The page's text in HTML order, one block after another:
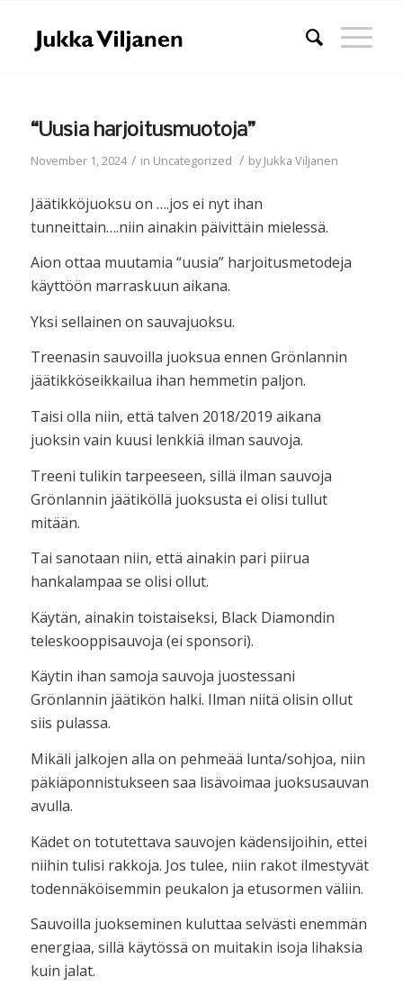
“Uusia harjoitusmuotoja”
November 1, 2024 / in Uncategorized / byJukka Viljanen
Jäätikköjuoksu on ….jos ei nyt ihan
tunneittain….niin ainakin päivittäin mielessä.
Aion ottaa muutamia “uusia” harjoitusmetodeja
käyttöön marraskuun aikana.
Yksi sellainen on sauvajuoksu.
Treenasin sauvoilla juoksua ennen Grönlannin
jäätikköseikkailua ihan hemmetin paljon.
Taisi olla niin, että talven 2018/2019 aikana
juoksin vain kuusi lenkkiä ilman sauvoja.
Treeni tulikin tarpeeseen, sillä ilman sauvoja
Grönlannin jäätiköllä juoksusta ei olisi tullut
mitään.
Tai sanotaan niin, että ainakin pari piirua
hankalampaa se olisi ollut.
Käytän, ainakin toistaiseksi, Black Diamondin
teleskooppisauvoja (ei sponsori).
Käytin ihan samoja sauvoja juostessani
Grönlannin jäätikön halki. Ilman niitä olisin ollut
siis pulassa.
Mikäli jalkojen alla on pehmeää lunta/sohjoa, niin
päkiäponnistukseen saa lisävoimaa juoksusauvan
avulla.
Kädet on totutettava sauvojen kädensijoihin, ettei
niihin tulisi rakkoja. Jos tulee, niin rakot ilmestyvät
todennäköisemmin peukalon ja etusormen väliin.
Sauvoilla juokseminen kuluttaa selvästi enemmän
energiaa, sillä käytössä on muitakin isoja lihaksia
kuin jalat.